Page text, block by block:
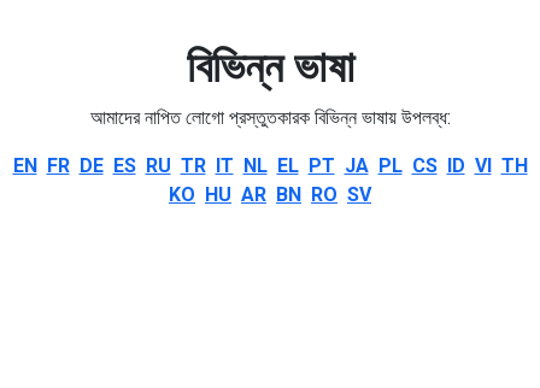
বিভিন্ন ভাষা
আমাদের নাপিত লোগো প্রস্তুতকারক বিভিন্ন ভাষায় উপলব্ধ:
EN FR DE ES RU TR IT NL EL PT JA PL CS ID VI TH
KO HU AR BN RO SV